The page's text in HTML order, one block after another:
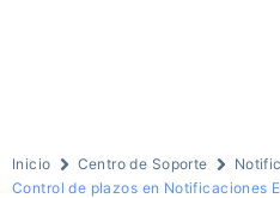
Inicio Centro de Soporte
Control de plazos en Notificaciones